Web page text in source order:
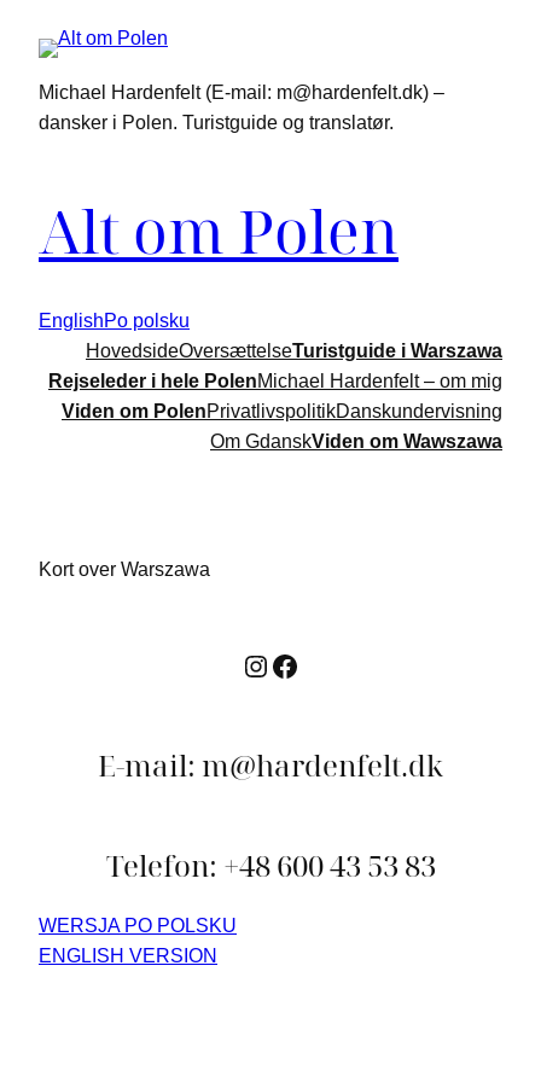
indhold
Michael Hardenfelt (E-mail: m@hardenfelt.dk) –
dansker i Polen. Turistguide og translatør.
Alt om Polen
EnglishPo polsku
HovedsideOversættelseTuristguide i Warszawa
Rejseleder i hele PolenMichael Hardenfelt – om mig
Viden om PolenPrivatlivspolitikDanskundervisning
Om GdanskViden om Wawszawa
Kort over Warszawa
Instagram
Facebook
E-mail: m@hardenfelt.dk
Telefon: +48 600 43 53 83
WERSJA PO POLSKU
ENGLISH VERSION